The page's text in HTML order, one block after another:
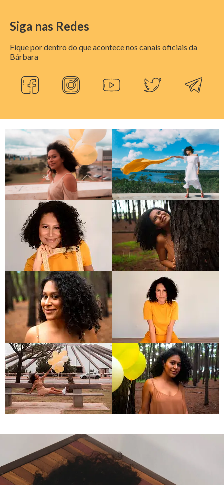
Siga nas Redes
Fique por dentro do que acontece nos canais oficiais da
Bárbara